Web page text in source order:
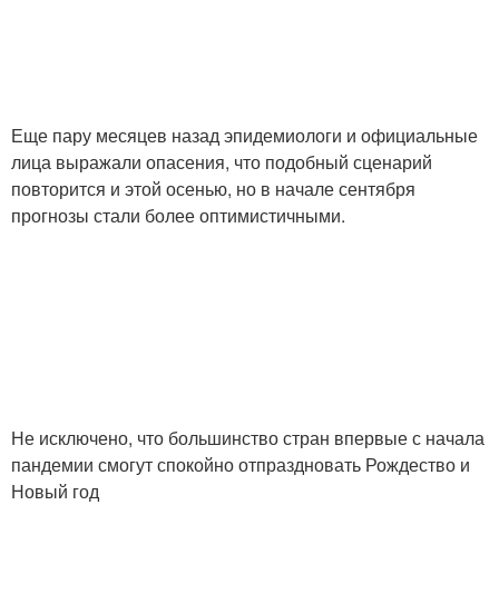
Еще пару месяцев назад эпидемиологи и официальные
лица выражали опасения, что подобный сценарий
повторится и этой осенью, но в начале сентября
прогнозы стали более оптимистичными.
Не исключено, что большинство стран впервые с начала
пандемии смогут спокойно отпраздновать Рождество и
Новый год